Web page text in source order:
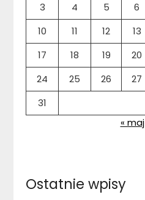
3
4 5 6
10
11 12 13
17
18 19 20
24
25 26 27
31
« maj
Ostatnie wpisy